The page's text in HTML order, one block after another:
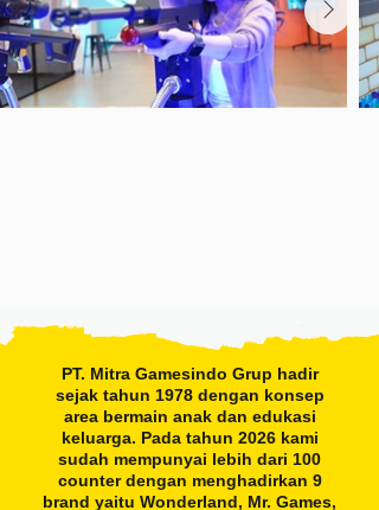
PT. Mitra Gamesindo Grup hadir
sejak tahun 1978 dengan konsep
area bermain anak dan edukasi
keluarga. Pada tahun 2026 kami
sudah mempunyai lebih dari 100
counter dengan menghadirkan 9
brand yaitu Wonderland, Mr. Games,